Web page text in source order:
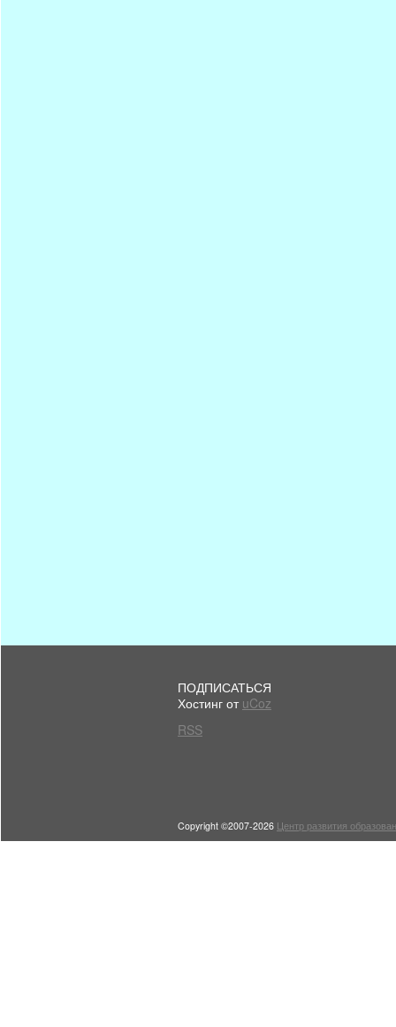
ПОДПИСАТЬСЯ
Хостинг от uCoz
RSS
Copyright ©2007-2026 Центр развития